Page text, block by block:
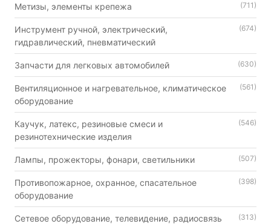
Метизы, элементы крепежа (711)
Инструмент ручной, электрический,
гидравлический, пневматический
(674)
Запчасти для легковых автомобилей (630)
Вентиляционное и нагревательное, климатическое
оборудование
(561)
Каучук, латекс, резиновые смеси и
резинотехнические изделия
(546)
Лампы, прожекторы, фонари, светильники (507)
Противопожарное, охранное, спасательное
оборудование
(398)
Сетевое оборудование, телевидение, радиосвязь (313)